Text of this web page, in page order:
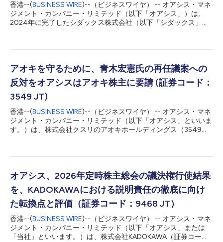
香港--(BUSINESS WIRE)--（ビジネスワイヤ） -- オアシス・マネ
ジメント・カンパニー・リミテッド（以下「オアシス」）は、
2024年に完了したシダックス株式会社（以下「シダックス」）
公開買付価格を上回る公正な価格を定めた東京地方裁判所の
円の公開買付価格を公正な価格として採用することはできないと
し、1株当たり950円を公正な価格と定めています。 本決定は、
同じくオアシスが運用するファンドが申立人となったファミリー
マート事件に続き、二段階買収による非公開化取引において、特
別委員会による検討及び交渉の実質を詳細に審査した上で、公正
性担保措置が十分ではなかったと裁判所が判断した国内2件目の
事例と理解しています。ファミリーマート事件と同様、本件で
も、取引の検討及び交渉のために設置された特別委員会が独立し
アオキを守るために、青木宏憲氏の再任議案への
反対をオアシスはアオキ株主に要請 (証券コード：
3549 JT)
香港--(BUSINESS WIRE)--（ビジネスワイヤ） -- オアシス・マネ
ジメント・カンパニー・リミテッド（以下「オアシス」といいま
す。）は、株式会社クスリのアオキホールディングス（3549
オアシスは「責任ある機関投資家」の諸原則《日本版スチュワー
は投資先企業のモニタリングとエンゲージメントを行っておりま
す。 アオキの長期株主であるオアシスは、アオキの株主に対
し、2026年8月に予定されている定時株主総会（以下「本定時株
主総会」といいます。）において、取締役候補として上程されて
いる青木宏憲氏の再任議案に反対することを要請いたします。
2020年1月9日付の取締役会決議に基づく青木兄弟のみを対象と
したストック・オプション（以下「本ストック・オプション」と
いいます。）は、その本源的価値から99%以上の割引がなされた
オアシス、2026年定時株主総会の議決権行使結果
を、KADOKAWAにおける説明責任の徹底に向け
た転換点と評価（証券コード：9468 JT）
香港--(BUSINESS WIRE)--（ビジネスワイヤ） -- オアシス・マネ
ジメント・カンパニー・リミテッド（以下「オアシス」または
「当社」といいます。）は、株式会社KADOKAWA（証券コー